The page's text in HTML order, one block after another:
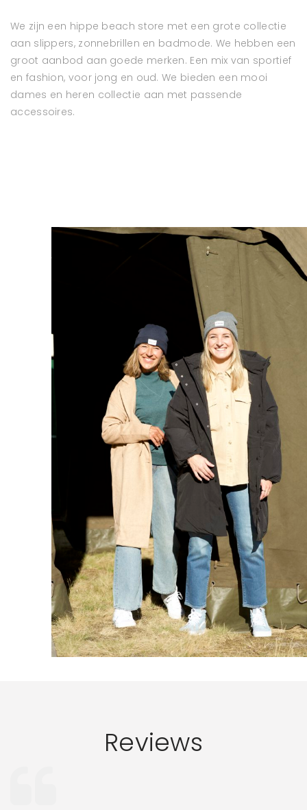
We zijn een hippe beach store met een grote collectie
aan slippers, zonnebrillen en badmode. We hebben een
groot aanbod aan goede merken. Een mix van sportief
en fashion, voor jong en oud. We bieden een mooi
dames en heren collectie aan met passende
accessoires.
Reviews